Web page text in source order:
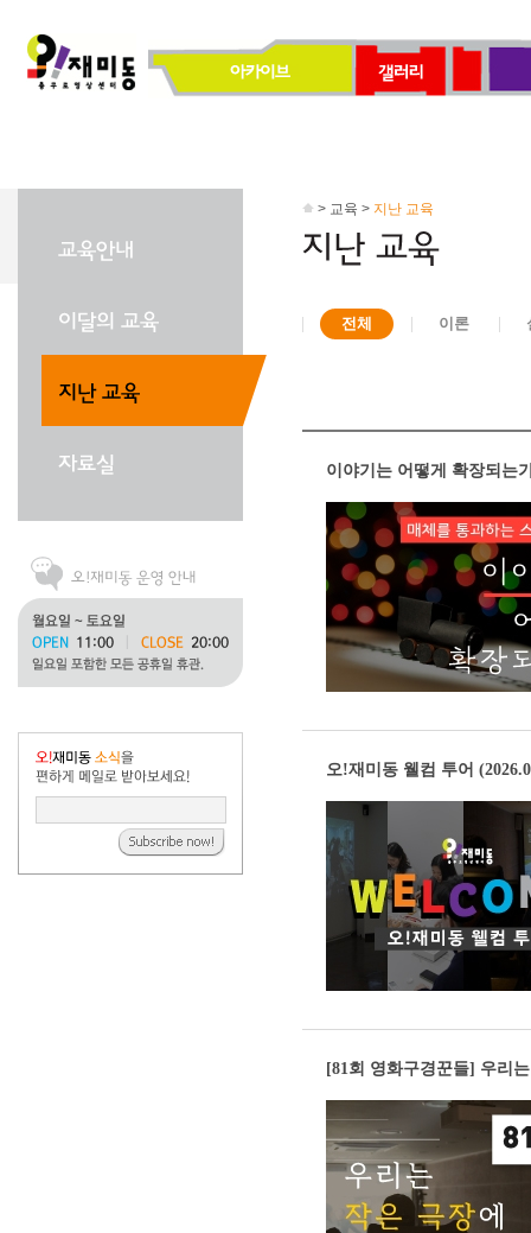
> 교육 > 지난 교육
전체 이론
이야기는 어떻게 확장되는
오!재미동 웰컴 투어
[81회 영화구경꾼들] 우리